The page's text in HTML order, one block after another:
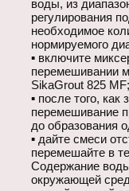
воды, из
регулирования
необходимое
нормируемого
▪ включите
перемешивании
SikaGrout 825 MF;
▪ после того,
перемешивание
до образования
▪ дайте смеси
перемешайте в
Содержание
окружающей